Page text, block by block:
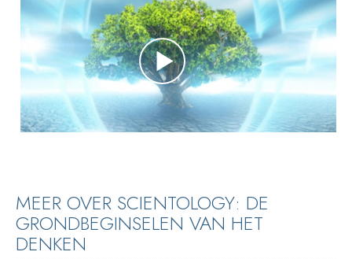
MEER OVER SCIENTOLOGY: DE
GRONDBEGINSELEN VAN HET
DENKEN